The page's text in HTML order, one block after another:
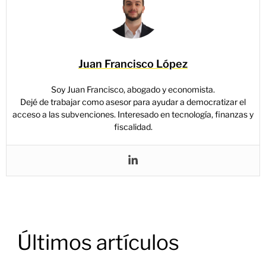
Juan Francisco López
Soy Juan Francisco, abogado y economista.
Dejé de trabajar como asesor para ayudar a democratizar el
acceso a las subvenciones. Interesado en tecnología, finanzas y
fiscalidad.
Últimos artículos